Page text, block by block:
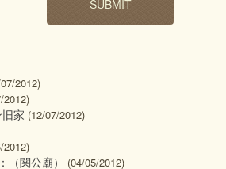
2012)
2012)
家 (12/07/2012)
2012)
（関公廟）
(04/05/2012)